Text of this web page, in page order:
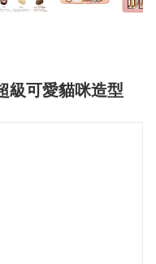
級可愛貓咪造型